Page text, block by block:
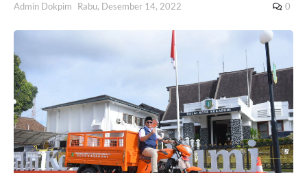
Admin Dokpim Rabu, Desember 14, 2022 0